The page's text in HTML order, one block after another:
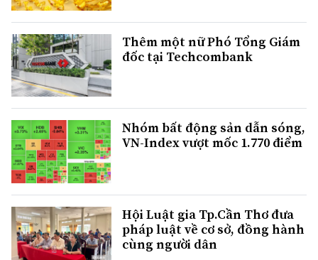
Thêm một nữ Phó Tổng Giám
đốc tại Techcombank
Nhóm bất động sản dẫn sóng,
VN-Index vượt mốc 1.770 điểm
Hội Luật gia Tp.Cần Thơ đưa
pháp luật về cơ sở, đồng hành
cùng người dân